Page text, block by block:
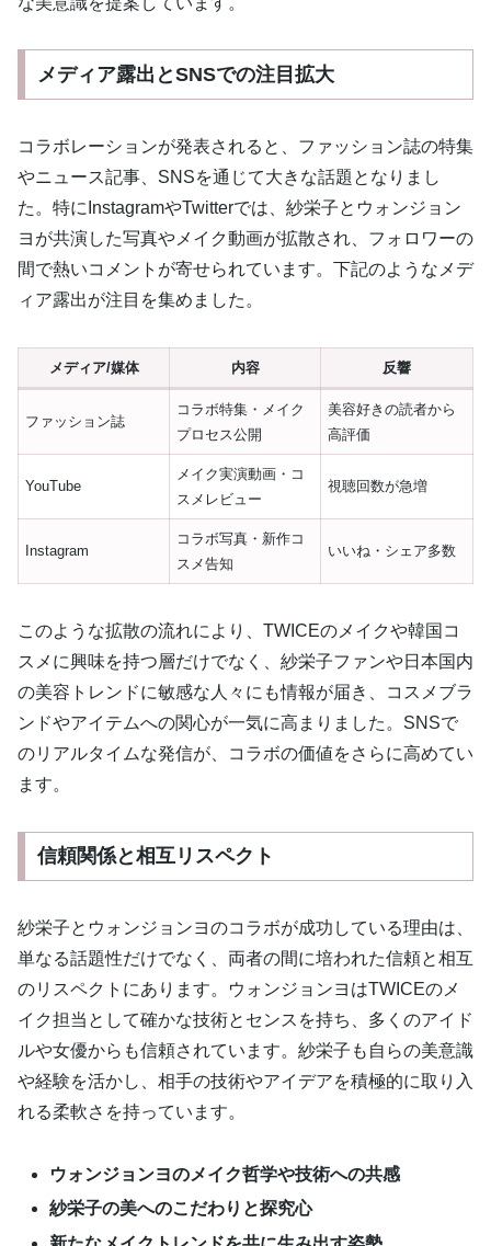
メディア露出とSNSでの注目拡大
コラボレーションが発表されると、ファッション誌の特集
やニュース記事、SNSを通じて大きな話題となりまし
た。特にInstagramやTwitterでは、紗栄子とウォンジョン
ヨが共演した写真やメイク動画が拡散され、フォロワーの
間で熱いコメントが寄せられています。下記のようなメデ
ィア露出が注目を集めました。
メディア/媒体 内容 反響
ファッション誌
コラボ特集・メイク
プロセス公開
美容好きの読者から
高評価
YouTube
メイク実演動画・コ
スメレビュー
視聴回数が急増
Instagram
コラボ写真・新作コ
スメ告知
いいね・シェア多数
このような拡散の流れにより、TWICEのメイクや韓国コ
スメに興味を持つ層だけでなく、紗栄子ファンや日本国内
の美容トレンドに敏感な人々にも情報が届き、コスメブラ
ンドやアイテムへの関心が一気に高まりました。SNSで
のリアルタイムな発信が、コラボの価値をさらに高めてい
ます。
信頼関係と相互リスペクト
紗栄子とウォンジョンヨのコラボが成功している理由は、
単なる話題性だけでなく、両者の間に培われた信頼と相互
のリスペクトにあります。ウォンジョンヨはTWICEのメ
イク担当として確かな技術とセンスを持ち、多くのアイド
ルや女優からも信頼されています。紗栄子も自らの美意識
や経験を活かし、相手の技術やアイデアを積極的に取り入
れる柔軟さを持っています。
ウォンジョンヨのメイク哲学や技術への共感
紗栄子の美へのこだわりと探究心